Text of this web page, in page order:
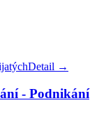
Detail →
- Podnikání